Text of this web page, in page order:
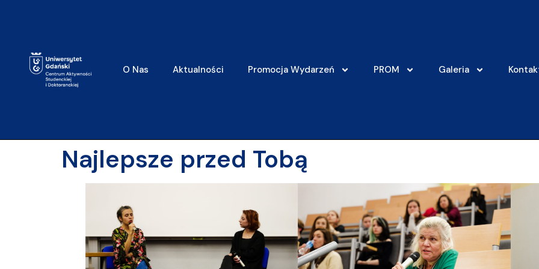
O Nas Aktualności Promocja Wydarzeń PROM Galeria
Najlepsze przed Tobą